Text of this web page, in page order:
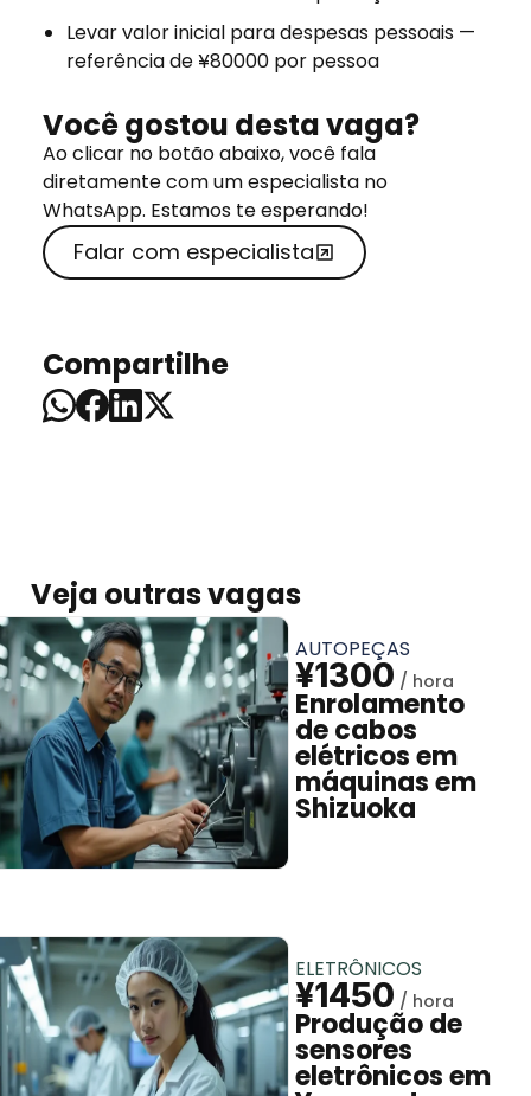
Levar valor inicial para despesas pessoais —
referência de ¥80000 por pessoa
Você gostou desta vaga?
Ao clicar no botão abaixo, você fala
diretamente com um especialista no
WhatsApp. Estamos te esperando!
Falar com especialista
Compartilhe
Veja outras vagas
AUTOPEÇAS
¥1300
Enrolamento
de cabos
elétricos em
máquinas em
Shizuoka
ELETRÔNICOS
¥1450
Produção de
sensores
eletrônicos em